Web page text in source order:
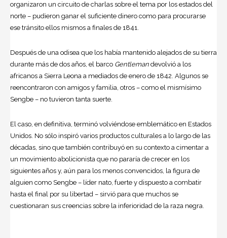
organizaron un circuito de charlas sobre el tema por los estados del
norte – pudieron ganar el suficiente dinero como para procurarse
ese tránsito ellos mismos a finales de 1841.
Después de una odisea que los había mantenido alejados de su tierra
durante más de dos años, el barco Gentleman devolvió a los
africanos a Sierra Leona a mediados de enero de 1842. Algunos se
reencontraron con amigos y familia, otros – como el mismísimo
Sengbe – no tuvieron tanta suerte.
El caso, en definitiva, terminó volviéndose emblemático en Estados
Unidos. No sólo inspiró varios productos culturales a lo largo de las
décadas, sino que también contribuyó en su contexto a cimentar a
un movimiento abolicionista que no pararía de crecer en los
siguientes años y, aún para los menos convencidos, la figura de
alguien como Sengbe – líder nato, fuerte y dispuesto a combatir
hasta el final por su libertad – sirvió para que muchos se
cuestionaran sus creencias sobre la inferioridad de la raza negra.